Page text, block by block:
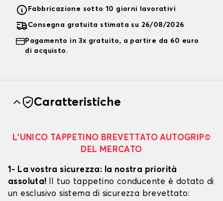
Fabbricazione sotto 10 giorni lavorativi
Consegna gratuita stimata su 26/08/2026
Pagamento in 3x gratuito, a partire da 60 euro
di acquisto.
Caratteristiche
L’UNICO TAPPETINO BREVETTATO AUTOGRIP©
DEL MERCATO
1- La vostra sicurezza: la nostra priorità
assoluta! Il tuo tappetino conducente è dotato di
un esclusivo sistema di sicurezza brevettato: